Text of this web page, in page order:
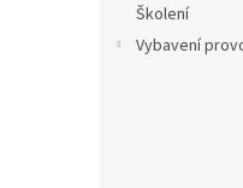
Školení
Vybavení